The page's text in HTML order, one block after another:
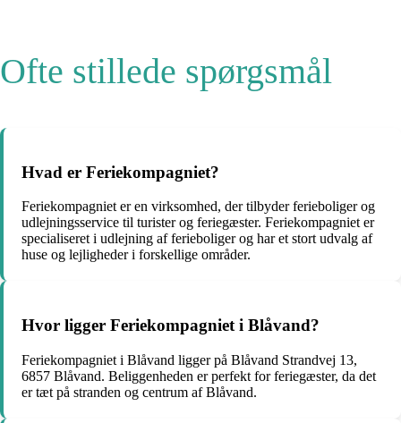
Ofte stillede spørgsmål
Hvad er Feriekompagniet?
Feriekompagniet er en virksomhed, der tilbyder ferieboliger og
udlejningsservice til turister og feriegæster. Feriekompagniet er
specialiseret i udlejning af ferieboliger og har et stort udvalg af
huse og lejligheder i forskellige områder.
Hvor ligger Feriekompagniet i Blåvand?
Feriekompagniet i Blåvand ligger på Blåvand Strandvej 13,
6857 Blåvand. Beliggenheden er perfekt for feriegæster, da det
er tæt på stranden og centrum af Blåvand.